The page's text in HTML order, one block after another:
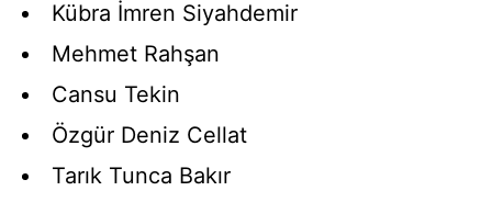
Kübra İmren Siyahdemir
Mehmet Rahşan
Cansu Tekin
Özgür Deniz Cellat
Tarık Tunca Bakır